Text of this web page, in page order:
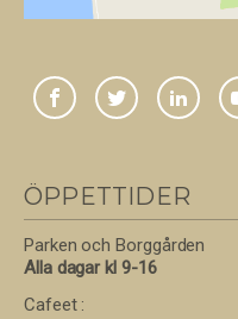
ÖPPETTIDER
Parken och Borggården
Alla dagar kl 9-16
Cafeet :